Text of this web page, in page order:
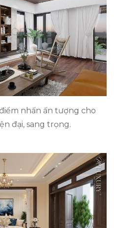
nhấn ấn tượng cho
đại, sang trọng.